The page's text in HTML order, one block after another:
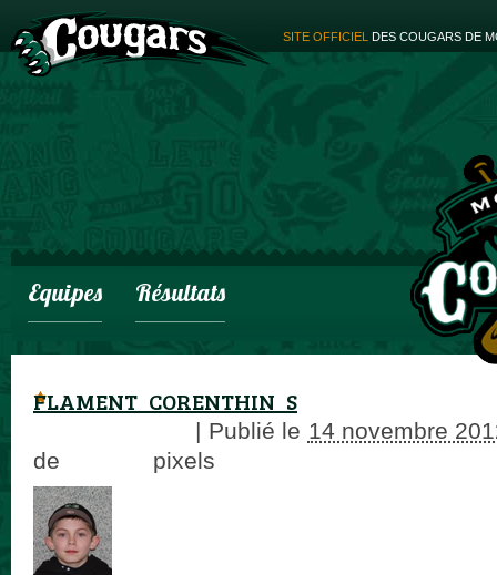
SITE OFFICIEL DES COUGARS DE
Equipes Résultats
FLAMENT_CORENTHIN_S
| Publié le 14 novembre
de
pixels